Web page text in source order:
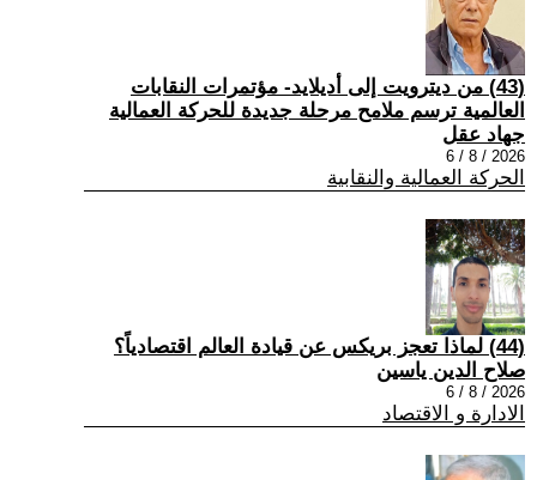
(43) من ديترويت إلى أديلايد- مؤتمرات النقابات
العالمية ترسم ملامح مرحلة جديدة للحركة العمالية
جهاد عقل
2026 / 8 / 6
الحركة العمالية والنقابية
(44) لماذا تعجز بريكس عن قيادة العالم اقتصادياً؟
صلاح الدين ياسين
2026 / 8 / 6
الادارة و الاقتصاد